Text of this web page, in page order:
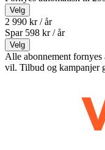
Velg
2 990 kr / år
Spar 598 kr /år
Velg
Alle abonnement
vil. Tilbud og kampanjer